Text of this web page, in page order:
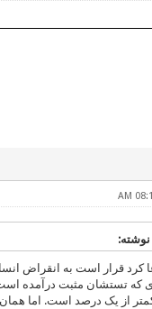
قرار است به انقراض
که تستشان مثبت درآمده
از یک درصد است. اما همان